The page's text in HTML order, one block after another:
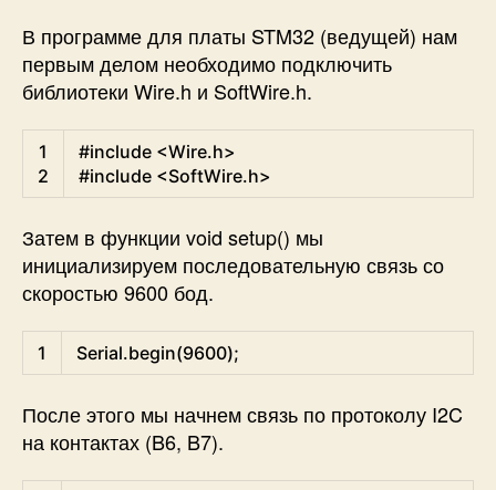
В программе для платы STM32 (ведущей) нам
первым делом необходимо подключить
библиотеки Wire.h и SoftWire.h.
1
2
#include <Wire.h>
#include <SoftWire.h>
Затем в функции void setup() мы
инициализируем последовательную связь со
скоростью 9600 бод.
1 Serial.begin(9600);
После этого мы начнем связь по протоколу I2C
на контактах (B6, B7).